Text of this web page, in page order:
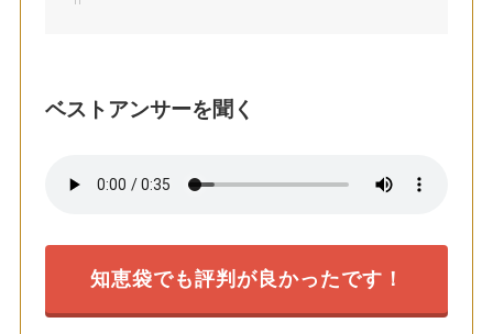
ベストアンサーを聞く
知恵袋でも評判が良かったです！